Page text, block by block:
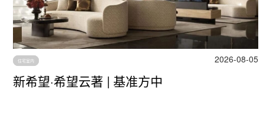
住宅室内 2026-08-05
新希望·希望云著 | 基准方中